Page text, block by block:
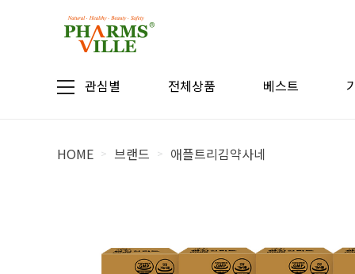
관심별 전체상품 베스트
HOME > 브랜드 > 애플트리김약사네